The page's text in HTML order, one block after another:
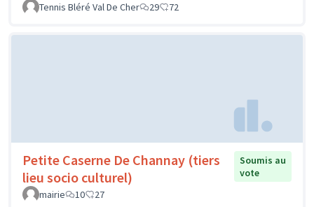
Tennis Bléré Val De Cher
29 72
Petite Caserne De Channay (tiers
lieu socio culturel)
Soumis au
vote
mairie
10 27